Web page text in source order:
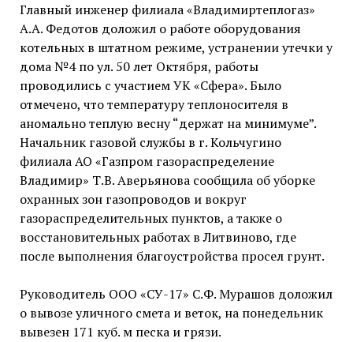
Главный инженер филиала «Владимиртеплогаз»
А.А. Федотов доложил о работе оборудования
котельных в штатном режиме, устранении утечки у
дома №4 по ул. 50 лет Октября, работы
проводились с участием УК «Сфера». Было
отмечено, что температуру теплоносителя в
аномально теплую весну “держат на минимуме”.
Начальник газовой службы в г. Кольчугино
филиала АО «Газпром газораспределение
Владимир» Т.В. Аверьянова сообщила об уборке
охранных зон газопроводов и вокруг
газораспределительных пунктов, а также о
восстановительных работах в Литвиново, где
после выполнения благоустройства просел грунт.
Руководитель ООО «СУ-17» С.Ф. Мурашов доложил
о вывозе уличного смета и веток, на понедельник
вывезен 171 куб. м песка и грязи.